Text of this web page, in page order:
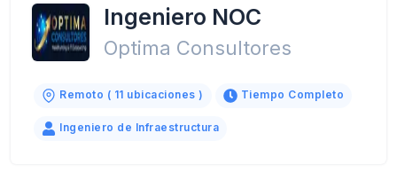
Ingeniero NOC
Optima Consultores
Remoto ( 11 ubicaciones ) Tiempo Completo
Ingeniero de Infraestructura